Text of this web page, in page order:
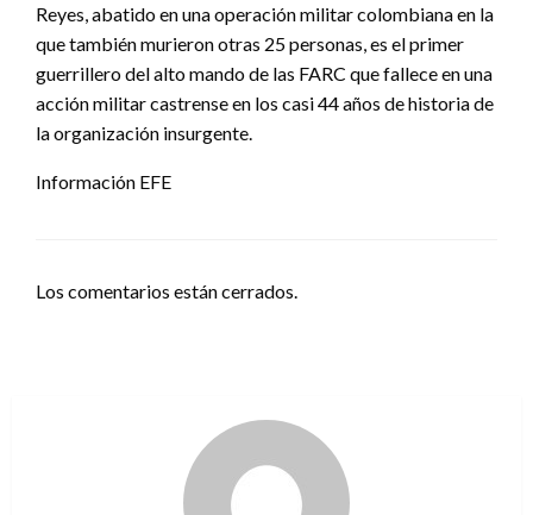
Reyes, abatido en una operación militar colombiana en la
que también murieron otras 25 personas, es el primer
guerrillero del alto mando de las FARC que fallece en una
acción militar castrense en los casi 44 años de historia de
la organización insurgente.
Información EFE
Los comentarios están cerrados.